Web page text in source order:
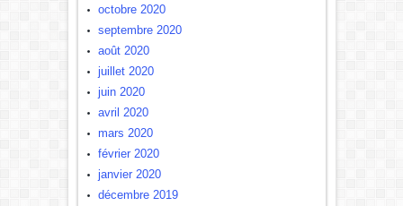
octobre 2020
septembre 2020
août 2020
juillet 2020
juin 2020
avril 2020
mars 2020
février 2020
janvier 2020
décembre 2019